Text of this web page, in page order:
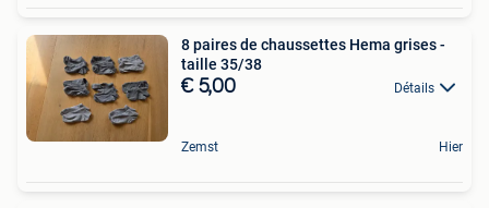
8 paires de chaussettes Hema grises -
taille 35/38
€ 5,00 Détails
Zemst Hier